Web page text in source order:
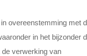
overeenstemming met
in het bijzonder
de verwerking van